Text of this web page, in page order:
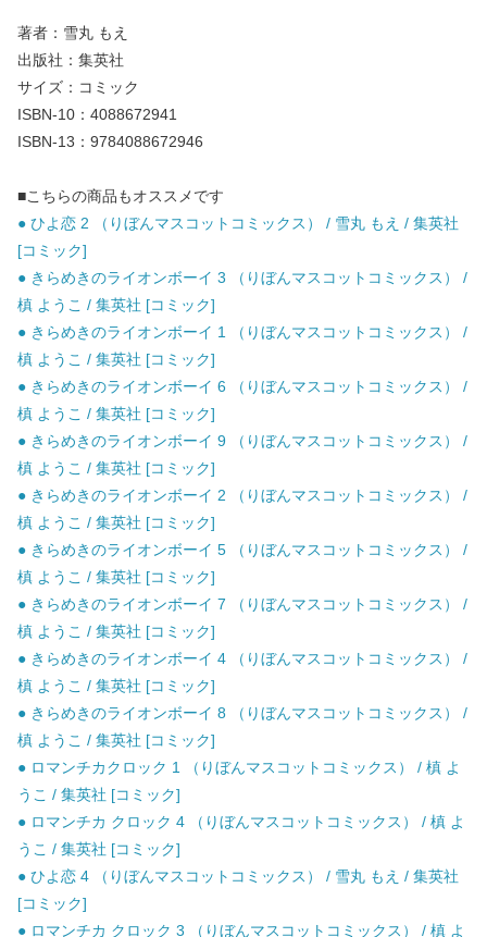
著者：雪丸 もえ
出版社：集英社
サイズ：コミック
ISBN-10：4088672941
ISBN-13：9784088672946
■こちらの商品もオススメです
● ひよ恋 2 （りぼんマスコットコミックス） / 雪丸 もえ / 集英社
[コミック]
● きらめきのライオンボーイ 3 （りぼんマスコットコミックス） /
槙 ようこ / 集英社 [コミック]
● きらめきのライオンボーイ 1 （りぼんマスコットコミックス） /
槙 ようこ / 集英社 [コミック]
● きらめきのライオンボーイ 6 （りぼんマスコットコミックス） /
槙 ようこ / 集英社 [コミック]
● きらめきのライオンボーイ 9 （りぼんマスコットコミックス） /
槙 ようこ / 集英社 [コミック]
● きらめきのライオンボーイ 2 （りぼんマスコットコミックス） /
槙 ようこ / 集英社 [コミック]
● きらめきのライオンボーイ 5 （りぼんマスコットコミックス） /
槙 ようこ / 集英社 [コミック]
● きらめきのライオンボーイ 7 （りぼんマスコットコミックス） /
槙 ようこ / 集英社 [コミック]
● きらめきのライオンボーイ 4 （りぼんマスコットコミックス） /
槙 ようこ / 集英社 [コミック]
● きらめきのライオンボーイ 8 （りぼんマスコットコミックス） /
槙 ようこ / 集英社 [コミック]
● ロマンチカクロック 1 （りぼんマスコットコミックス） / 槙 よ
うこ / 集英社 [コミック]
● ロマンチカ クロック 4 （りぼんマスコットコミックス） / 槙 よ
うこ / 集英社 [コミック]
● ひよ恋 4 （りぼんマスコットコミックス） / 雪丸 もえ / 集英社
[コミック]
● ロマンチカ クロック 3 （りぼんマスコットコミックス） / 槙 よ